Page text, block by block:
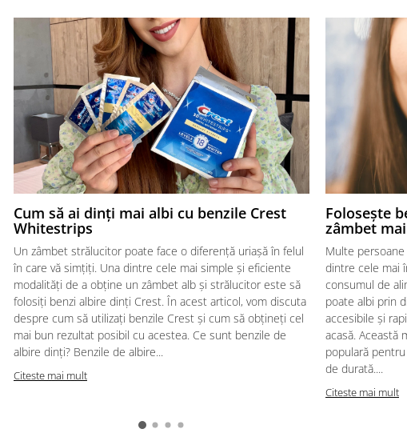
Cum să ai dinți mai albi cu benzile Crest
Whitestrips
Un zâmbet strălucitor poate face o diferență uriașă în felul
în care vă simțiți. Una dintre cele mai simple și eficiente
modalități de a obține un zâmbet alb și strălucitor este să
folosiți benzi albire dinți Crest. În acest articol, vom discuta
despre cum să utilizați benzile Crest și cum să obțineți cel
mai bun rezultat posibil cu acestea. Ce sunt benzile de
albire dinți? Benzile de albire...
Citeste mai mult
Folosește
zâmbet
Multe
dintre cele mai
consumul de
poate albi prin
accesibile și
acasă. Această
populară
de durată....
Citeste mai mult